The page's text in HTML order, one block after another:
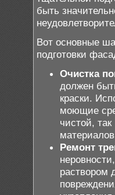
быть
Вот основные
подготовки
Очистка
должен
краски.
моющие
чистой,
Ремонт
раствором